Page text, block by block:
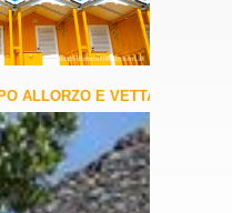
ALLORZO E VETTA DEL